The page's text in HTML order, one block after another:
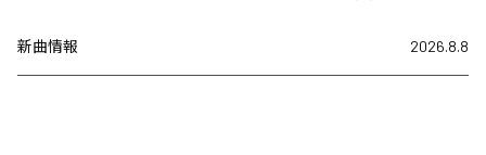
新曲情報 2026.8.8